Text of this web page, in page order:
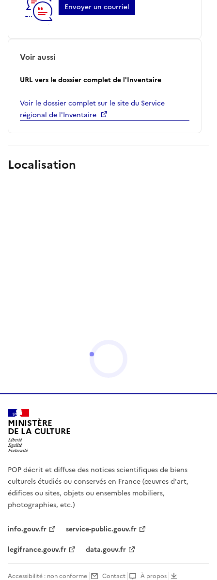
Envoyer un courriel
Voir aussi
URL vers le dossier complet de l'Inventaire
Voir le dossier complet sur le site du Service
régional de l'Inventaire
Localisation
MINISTÈRE
DE LA CULTURE
POP décrit et diffuse des notices scientifiques de biens
culturels étudiés ou conservés en France (œuvres d'art,
édifices ou sites, objets ou ensembles mobiliers,
photographies, etc.)
info.gouv.fr
service-public.gouv.fr
legifrance.gouv.fr
data.gouv.fr
Accessibilité : non conforme Contact À propos